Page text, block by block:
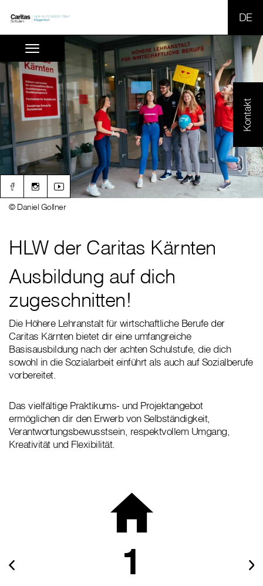
Kontakt
HLW der Caritas Kärnten
© Daniel Gollner
Ausbildung auf dich
zugeschnitten!
Die Höhere Lehranstalt für wirtschaftliche Berufe der
Caritas Kärnten bietet dir eine umfangreiche
Basisausbildung nach der achten Schulstufe, die dich
sowohl in die Sozialarbeit einführt als auch auf Sozialberufe
vorbereitet.
Das vielfältige Praktikums- und Projektangebot
ermöglichen dir den Erwerb von Selbständigkeit,
Verantwortungsbewusstsein, respektvollem Umgang,
Kreativität und Flexibilität.
1